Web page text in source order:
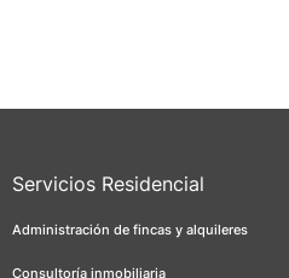
Servicios Residencial
Administración de fincas y alquileres
Consultoría inmobiliaria